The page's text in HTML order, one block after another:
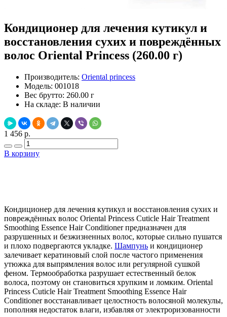
Кондиционер для лечения кутикул и
восстановления сухих и повреждённых
волос Oriental Princess (260.00 г)
Производитель: Oriental princess
Модель: 001018
Вес брутто: 260.00 г
На складе: В наличии
1 456 р.
В корзину
Кондиционер для лечения кутикул и восстановления сухих и
повреждённых волос Oriental Princess Cuticle Hair Treatment
Smoothing Essence Hair Conditioner предназначен для
разрушенных и безжизненных волос, которые сильно пушатся
и плохо подвергаются укладке. Шампунь и кондиционер
залечивает кератиновый слой после частого применения
утюжка для выпрямления волос или регулярной сушкой
феном. Термообработка разрушает естественный белок
волоса, поэтому он становиться хрупким и ломким. Oriental
Princess Cuticle Hair Treatment Smoothing Essence Hair
Conditioner восстанавливает целостность волосяной молекулы,
пополняя недостаток влаги, избавляя от электроризованности